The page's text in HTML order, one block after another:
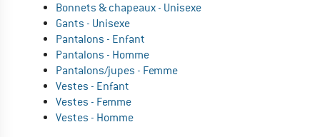
Bonnets & chapeaux - Unisexe
Gants - Unisexe
Pantalons - Enfant
Pantalons - Homme
Pantalons/jupes - Femme
Vestes - Enfant
Vestes - Femme
Vestes - Homme